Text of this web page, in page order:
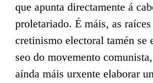
que apunta directamente á
proletariado. É máis, as
cretinismo electoral tamén se
seo do movemento
aínda máis urxente elaborar